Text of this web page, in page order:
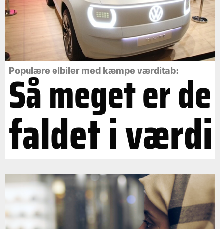
Populære elbiler med kæmpe værditab:
Så meget er de
faldet i værdi